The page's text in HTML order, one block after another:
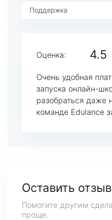
Поддержка
Оценка: 4.5
Очень удобная
запуска онлайн-
разобраться даже
команде Edulance
Оставить
Помогите другим
проще.